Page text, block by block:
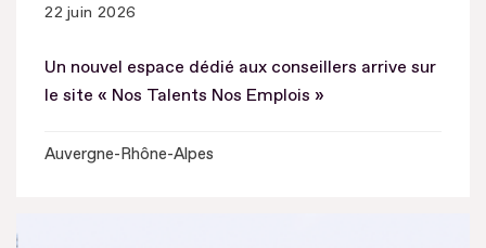
22 juin 2026
Un nouvel espace dédié aux conseillers arrive sur
le site « Nos Talents Nos Emplois »
Auvergne-Rhône-Alpes